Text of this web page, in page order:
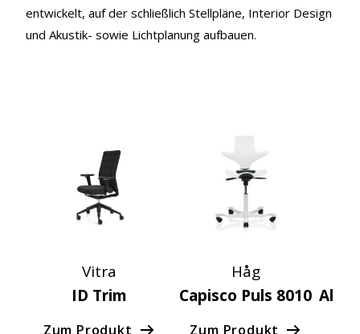
entwickelt, auf der schließlich Stellpläne, Interior Design
und Akustik- sowie Lichtplanung aufbauen.
Vitra
ID Trim
Zum Produkt
Håg
Capisco Puls 8010
Zum Produkt